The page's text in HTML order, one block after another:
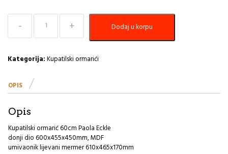
Kupatilski
ormarić
60cm
Eckle
Dodaj u korpu
Kategorija:Kupatilski ormarići
OPIS
Opis
Kupatilski ormarić 60cm Paola Eckle
donji dio 600x455x450mm, MDF
umivaonik lijevani mermer 610x465x170mm